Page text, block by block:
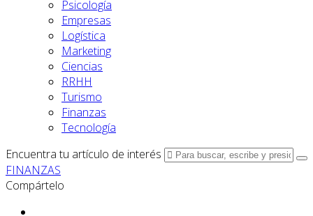
Psicología
Empresas
Logística
Marketing
Ciencias
RRHH
Turismo
Finanzas
Tecnología
Encuentra tu artículo de interés
FINANZAS
Compártelo